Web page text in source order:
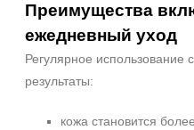
Преимущества
ежедневный уход
Регулярное использование
результаты:
кожа становится